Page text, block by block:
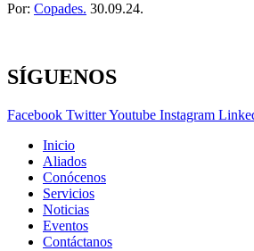
Por: Copades. 30.09.24.
SÍGUENOS
Facebook TwitterYoutube Instagram
Inicio
Aliados
Conócenos
Servicios
Noticias
Eventos
Contáctanos